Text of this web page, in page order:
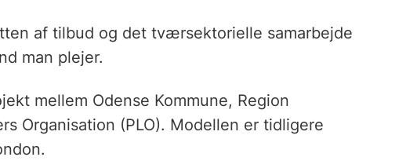
af tilbud og det tværsektorielle samarbejde
man plejer.
mellem Odense Kommune, Region
Organisation (PLO). Modellen er tidligere